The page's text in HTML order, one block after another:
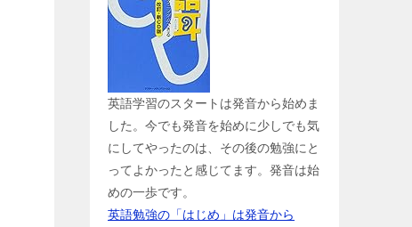
英語学習のスタートは発音から始めま
した。今でも発音を始めに少しでも気
にしてやったのは、その後の勉強にと
ってよかったと感じてます。発音は始
めの一歩です。
英語勉強の「はじめ」は発音から